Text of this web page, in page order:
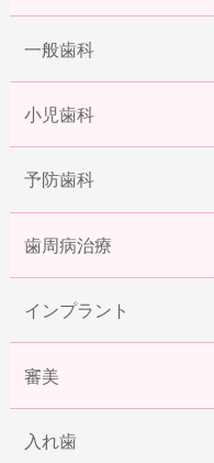
一般歯科
小児歯科
予防歯科
歯周病治療
インプラント
審美
入れ歯